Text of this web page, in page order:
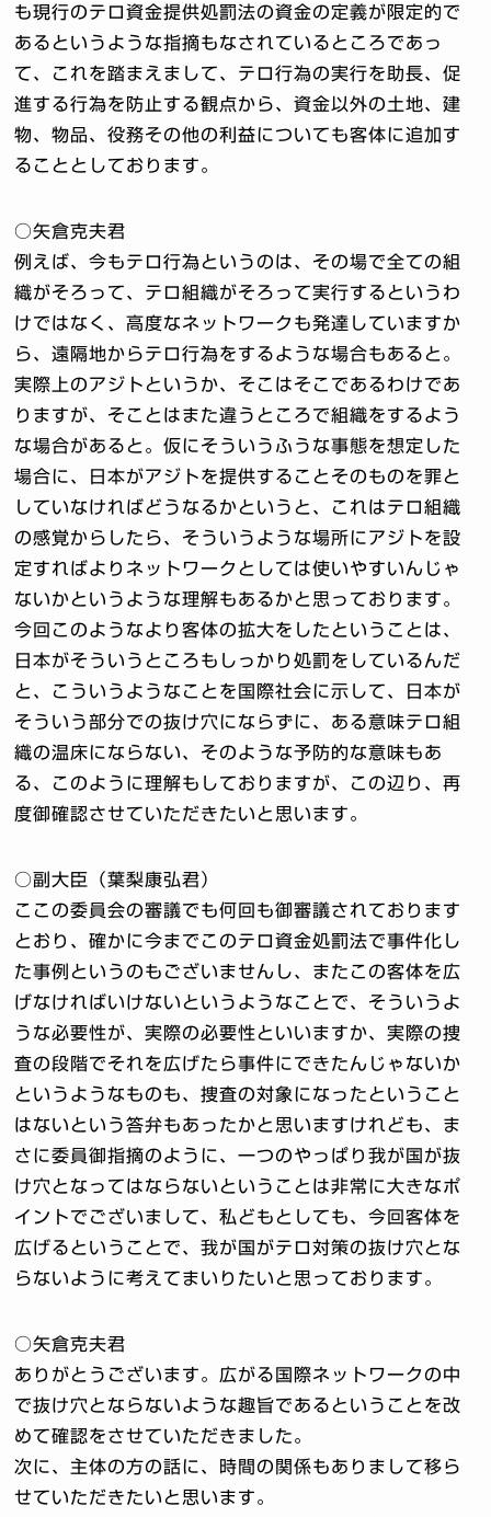
も現行のテロ資金提供処罰法の資金の定義が限定的で
あるというような指摘もなされているところであっ
て、これを踏まえまして、テロ行為の実行を助長、促
進する行為を防止する観点から、資金以外の土地、建
物、物品、役務その他の利益についても客体に追加す
ることとしております。
○矢倉克夫君
例えば、今もテロ行為というのは、その場で全ての組
織がそろって、テロ組織がそろって実行するというわ
けではなく、高度なネットワークも発達していますか
ら、遠隔地からテロ行為をするような場合もあると。
実際上のアジトというか、そこはそこであるわけであ
りますが、そことはまた違うところで組織をするよう
な場合があると。仮にそういうふうな事態を想定した
場合に、日本がアジトを提供することそのものを罪と
していなければどうなるかというと、これはテロ組織
の感覚からしたら、そういうような場所にアジトを設
定すればよりネットワークとしては使いやすいんじゃ
ないかというような理解もあるかと思っております。
今回このようなより客体の拡大をしたということは、
日本がそういうところもしっかり処罰をしているんだ
と、こういうようなことを国際社会に示して、日本が
そういう部分での抜け穴にならずに、ある意味テロ組
織の温床にならない、そのような予防的な意味もあ
る、このように理解もしておりますが、この辺り、再
度御確認させていただきたいと思います。
○副大臣（葉梨康弘君）
ここの委員会の審議でも何回も御審議されております
とおり、確かに今までこのテロ資金処罰法で事件化し
た事例というのもございませんし、またこの客体を広
げなければいけないというようなことで、そういうよ
うな必要性が、実際の必要性といいますか、実際の捜
査の段階でそれを広げたら事件にできたんじゃないか
というようなものも、捜査の対象になったということ
はないという答弁もあったかと思いますけれども、ま
さに委員御指摘のように、一つのやっぱり我が国が抜
け穴となってはならないということは非常に大きなポ
イントでございまして、私どもとしても、今回客体を
広げるということで、我が国がテロ対策の抜け穴とな
らないように考えてまいりたいと思っております。
○矢倉克夫君
ありがとうございます。広がる国際ネットワークの中
で抜け穴とならないような趣旨であるということを改
めて確認をさせていただきました。
次に、主体の方の話に、時間の関係もありまして移ら
せていただきたいと思います。